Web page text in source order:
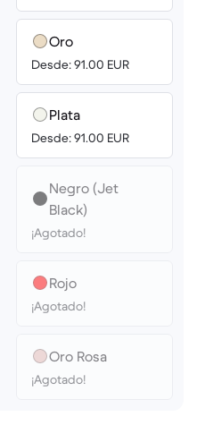
Oro
Desde: 91.00 EUR
Plata
Desde: 91.00 EUR
Negro (Jet
Black)
¡Agotado!
Rojo
¡Agotado!
Oro Rosa
¡Agotado!